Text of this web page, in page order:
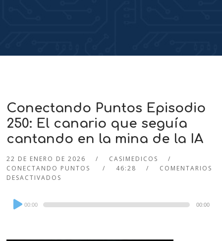
Conectando Puntos Episodio
250: El canario que seguía
cantando en la mina de la IA
22 DE ENERO DE 2026
CASIMEDICOS
CONECTANDO PUNTOS
46:28
COMENTARIOS
DESACTIVADOS
Audio
Player
00:00 00:00